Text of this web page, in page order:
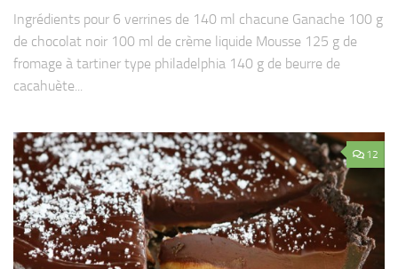
Ingrédients pour 6 verrines de 140 ml chacune Ganache 100 g
de chocolat noir 100 ml de crème liquide Mousse 125 g de
fromage à tartiner type philadelphia 140 g de beurre de
cacahuète...
12